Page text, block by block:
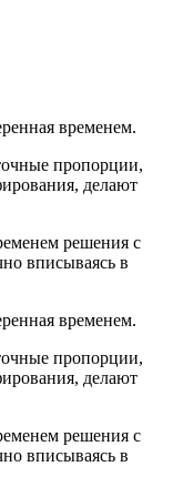
временем.
пропорции,
делают
решения с
вписываясь в
временем.
пропорции,
делают
решения с
вписываясь в